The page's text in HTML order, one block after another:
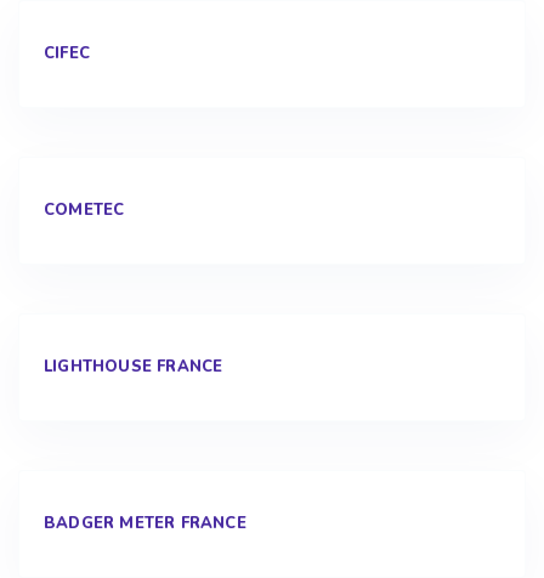
WILKS ENTERPRISE
CIFEC
COMETEC
LIGHTHOUSE FRANCE
BADGER METER FRANCE